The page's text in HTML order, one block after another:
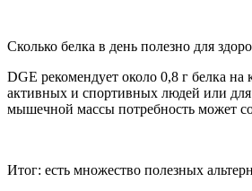
Сколько белка в день полезно для
DGE рекомендует около 0,8 г белка на
активных и спортивных людей или
мышечной массы потребность может
Итог: есть множество полезных